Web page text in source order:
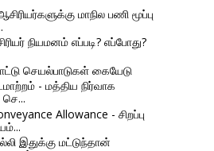
மாநில பணி மூப்பு
நியமனம் எப்படி? எப்போது?
செயல்பாடுகள் கையேடு
- மத்திய நிர்வாக
செ...
Allowance - சிறப்பு
இதுக்கு மட்டுந்தான்